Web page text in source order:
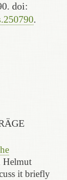
doi:
.
Helmut
it briefly